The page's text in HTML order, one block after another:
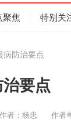
聚焦 特别关
病防治要点
要点
作者：杨忠 作者